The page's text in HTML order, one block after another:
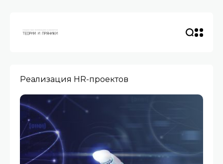
Реализация HR-проектов